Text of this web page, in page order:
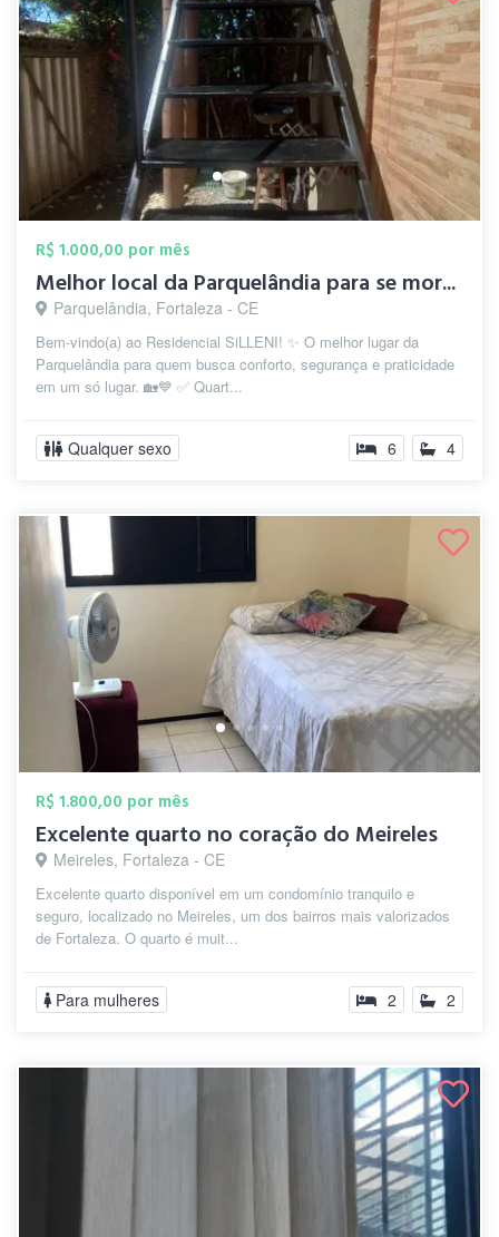
R$ 1.000,00 por mês
Melhor local da Parquelândia para se mor...
Parquelândia, Fortaleza - CE
Bem-vindo(a) ao Residencial SiLLENI! ✨ O melhor lugar da
Parquelândia para quem busca conforto, segurança e praticidade
em um só lugar. 🏡💙 ✅ Quart...
Qualquer sexo 6 4
R$ 1.800,00 por mês
Excelente quarto no coração do Meireles
Meireles, Fortaleza - CE
Excelente quarto disponível em um condomínio tranquilo e
seguro, localizado no Meireles, um dos bairros mais valorizados
de Fortaleza. O quarto é muit...
Para mulheres 2 2